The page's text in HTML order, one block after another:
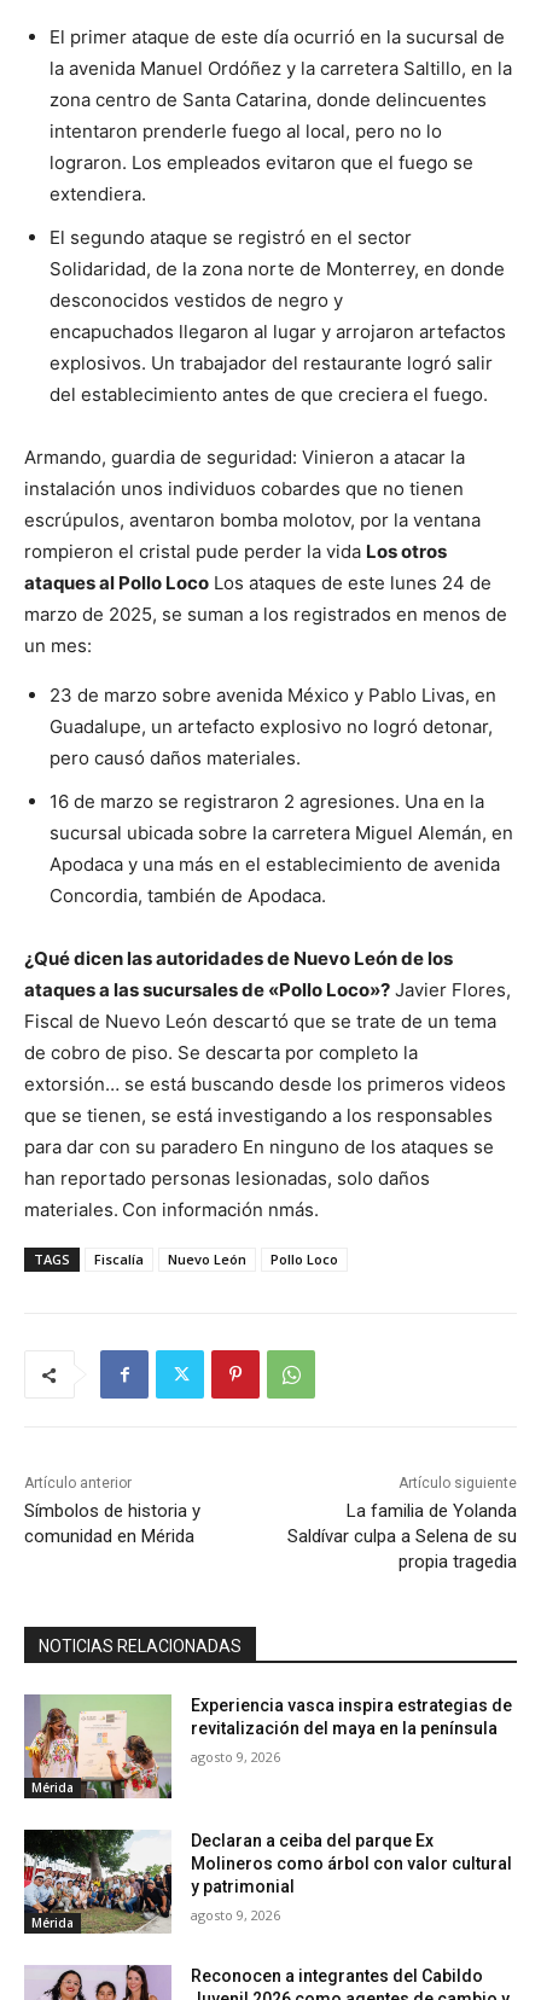
El primer ataque de este día ocurrió en la sucursal de
la avenida Manuel Ordóñez y la carretera Saltillo, en la
zona centro de Santa Catarina, donde delincuentes
intentaron prenderle fuego al local, pero no lo
lograron. Los empleados evitaron que el fuego se
extendiera.
El segundo ataque se registró en el sector
Solidaridad, de la zona norte de Monterrey, en donde
desconocidos vestidos de negro y
encapuchados llegaron al lugar y arrojaron artefactos
explosivos. Un trabajador del restaurante logró salir
del establecimiento antes de que creciera el fuego.
Armando, guardia de seguridad: Vinieron a atacar la
instalación unos individuos cobardes que no tienen
escrúpulos, aventaron bomba molotov, por la ventana
rompieron el cristal pude perder la vida Los otros
ataques al Pollo Loco Los ataques de este lunes 24 de
marzo de 2025, se suman a los registrados en menos de
un mes:
23 de marzo sobre avenida México y Pablo Livas, en
Guadalupe, un artefacto explosivo no logró detonar,
pero causó daños materiales.
16 de marzo se registraron 2 agresiones. Una en la
sucursal ubicada sobre la carretera Miguel Alemán, en
Apodaca y una más en el establecimiento de avenida
Concordia, también de Apodaca.
¿Qué dicen las autoridades de Nuevo León de los
ataques a las sucursales de «Pollo Loco»? Javier Flores,
Fiscal de Nuevo León descartó que se trate de un tema
de cobro de piso. Se descarta por completo la
extorsión… se está buscando desde los primeros videos
que se tienen, se está investigando a los responsables
para dar con su paradero En ninguno de los ataques se
han reportado personas lesionadas, solo daños
materiales. Con información nmás.
TAGS Fiscalía Nuevo León Pollo Loco
Artículo anterior
Símbolos de historia y
comunidad en Mérida
Artículo siguiente
La familia de Yolanda
Saldívar culpa a Selena de su
propia tragedia
NOTICIAS RELACIONADAS
Mérida
Experiencia vasca inspira estrategias de
revitalización del maya en la península
agosto 9, 2026
Mérida
Declaran a ceiba del parque Ex
Molineros como árbol con valor cultural
y patrimonial
agosto 9, 2026
Reconocen a integrantes del Cabildo